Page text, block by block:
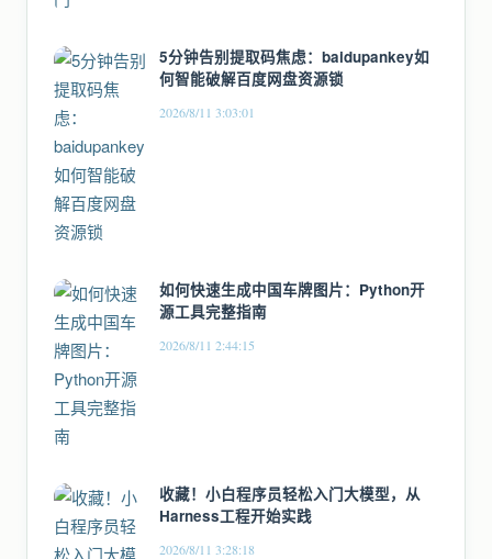
5分钟告别提取码焦虑：baidupankey如
何智能破解百度网盘资源锁
2026/8/11 3:03:01
如何快速生成中国车牌图片：Python开
源工具完整指南
2026/8/11 2:44:15
收藏！小白程序员轻松入门大模型，从
Harness工程开始实践
2026/8/11 3:28:18